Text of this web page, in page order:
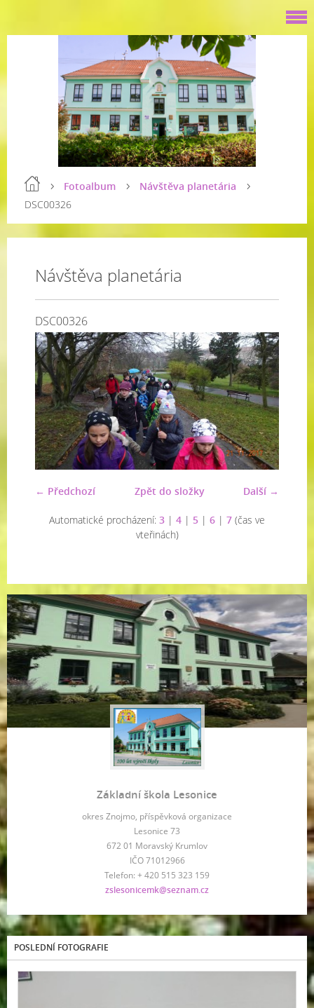
Fotoalbum
Návštěva planetária
DSC00326
Návštěva planetária
DSC00326
← Předchozí Další →
Zpět do složky
Automatické procházení: 3 | 4 | 5 | 6 | 7 (čas ve
vteřinách)
Základní škola Lesonice
okres Znojmo, příspěvková organizace
Lesonice 73
672 01 Moravský Krumlov
IČO 71012966
Telefon: + 420 515 323 159
zslesonicemk@seznam.cz
POSLEDNÍ FOTOGRAFIE